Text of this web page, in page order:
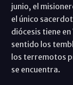
junio, el
el único
diócesis tiene
sentido los
los terremotos
se encuentra.